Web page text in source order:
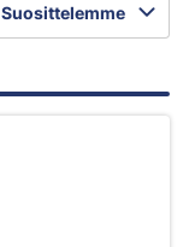
Suosittelemme